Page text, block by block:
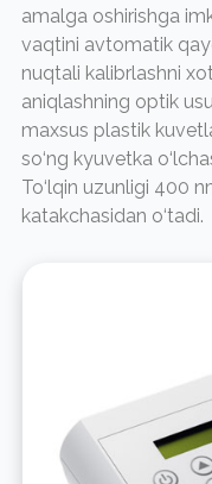
amalga oshirishga
vaqtini avtomatik
nuqtali kalibrlashni
aniqlashning optik
maxsus plastik
so‘ng kyuvetka
To‘lqin uzunligi 400
katakchasidan o‘tadi.